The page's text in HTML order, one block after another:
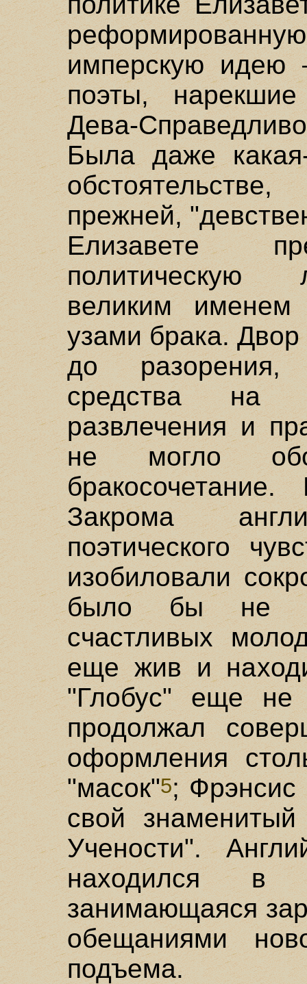
имперскую
поэты,
Дева-
Была даже
прежней,
Елизавете
политическую
великим именем
узами брака. Двор
до разорения,
средства на
развлечения и
не могло
Закрома
поэтического
изобиловали
было бы не
счастливых
еще жив и
"Глобус" еще не
продолжал
оформления
"масок"5; Фрэнсис
свой
Учености".
находился
занимающаяся
обещаниями
подъема.